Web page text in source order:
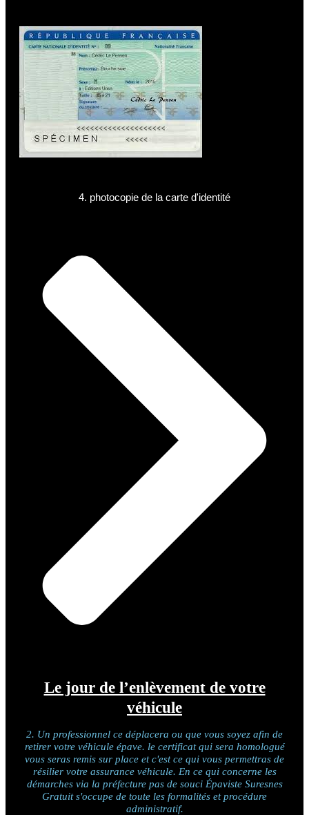
4. photocopie de la carte d'identité
Le jour de l’enlèvement de votre
véhicule
2. Un professionnel ce déplacera ou que vous soyez afin de
retirer votre véhicule épave. le certificat qui sera homologué
vous seras remis sur place et c'est ce qui vous permettras de
résilier votre assurance véhicule. En ce qui concerne les
démarches via la préfecture pas de souci Épaviste Suresnes
Gratuit s'occupe de toute les formalités et procédure
administratif.